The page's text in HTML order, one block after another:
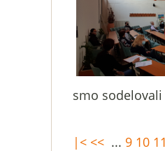
smo
|< << ... 9 10